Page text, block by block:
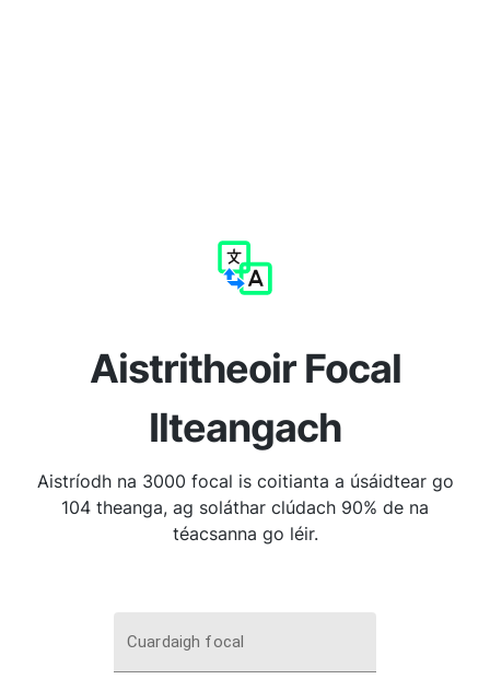
Aistritheoir Focal
Ilteangach
Aistríodh na 3000 focal is coitianta a úsáidtear go
104 theanga, ag soláthar clúdach 90% de na
téacsanna go léir.
Cuardaigh focal